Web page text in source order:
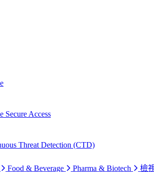
Secure Access
Threat Detection (CTD)
Food & Beverage Pharma & Biotech
檢